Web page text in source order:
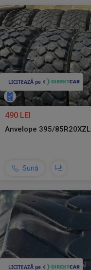
490 LEI
Anvelope 395/85R20XZL
Sună